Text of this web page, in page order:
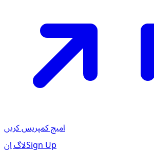
امیج کمپریس کریں
لاگ اِنSign Up